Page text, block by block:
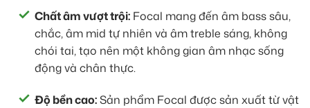
Chất âm vượt trội: Focal mang đến âm bass sâu,
chắc, âm mid tự nhiên và âm treble sáng, không
chói tai, tạo nên một không gian âm nhạc sống
động và chân thực.
Độ bền cao:Sản phẩm Focal được sản xuất từ vật